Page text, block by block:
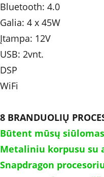
Bluetooth: 4.0
Įtampa: 12V
USB: 2vnt.
DSP
WiFi
8 BRANDUOLIŲ
Būtent mūsų
Metaliniu korpusu su
Snapdragon